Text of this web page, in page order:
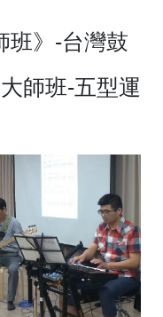
班》-台灣鼓
師班-五型運